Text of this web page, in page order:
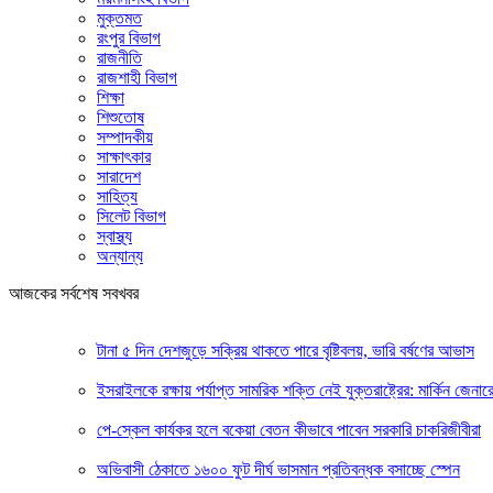
মুক্তমত
রংপুর বিভাগ
রাজনীতি
রাজশাহী বিভাগ
শিক্ষা
শিশুতোষ
সম্পাদকীয়
সাক্ষাৎকার
সারাদেশ
সাহিত্য
সিলেট বিভাগ
স্বাস্থ্য
অন্যান্য
আজকের সর্বশেষ সবখবর
টানা ৫ দিন দেশজুড়ে সক্রিয় থাকতে পারে বৃষ্টিবলয়, ভারি বর্ষণের আভাস
ইসরাইলকে রক্ষায় পর্যাপ্ত সামরিক শক্তি নেই যুক্তরাষ্ট্রের: মার্কিন
পে-স্কেল কার্যকর হলে বকেয়া বেতন কীভাবে পাবেন সরকারি চাকরিজীবীরা
অভিবাসী ঠেকাতে ১৬০০ ফুট দীর্ঘ ভাসমান প্রতিবন্ধক বসাচ্ছে স্পেন